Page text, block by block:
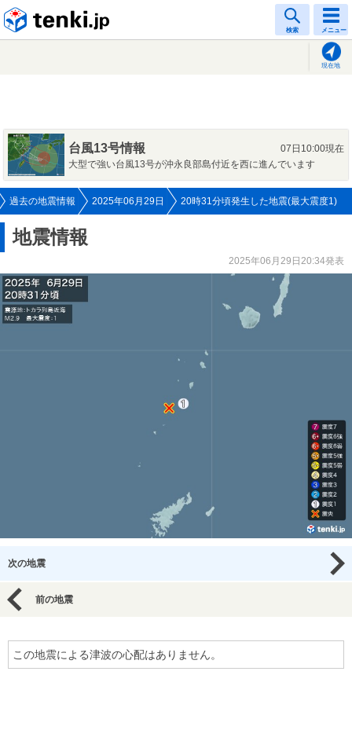
検索 メニュー
現在地
台風13号情報
07日10:00現在
大型で強い台風13号が沖永良部島付近を西に進んでいます
過去の地震情報 2025年06月29日 20時31分頃発生した地震(最大震度1)
地震情報
2025年06月29日20:34発表
次の地震
前の地震
この地震による津波の心配はありません。